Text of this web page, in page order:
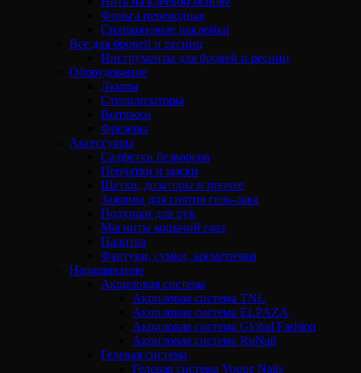
Фольга переводная
Силиконовые наклейки
Все для бровей и ресниц
Инструменты для бровей и ресниц
Оборудование
Лампы
Стерилизаторы
Вытяжки
Фрезеры
Аксессуары
Салфетки безворсов
Перчатки и маски
Щетки, дозаторы и прочее
Зажимы для снятия гель-лака
Подушки для рук
Магниты кошачий глаз
Палитра
Фартуки, сумки, косметички
Наращивание
Акриловая система
Акриловая система TNL
Акриловая система ELPAZA
Акриловая система Global Fashion
Акриловая система RuNail
Гелевая система
Гелевая система Vogue Nails